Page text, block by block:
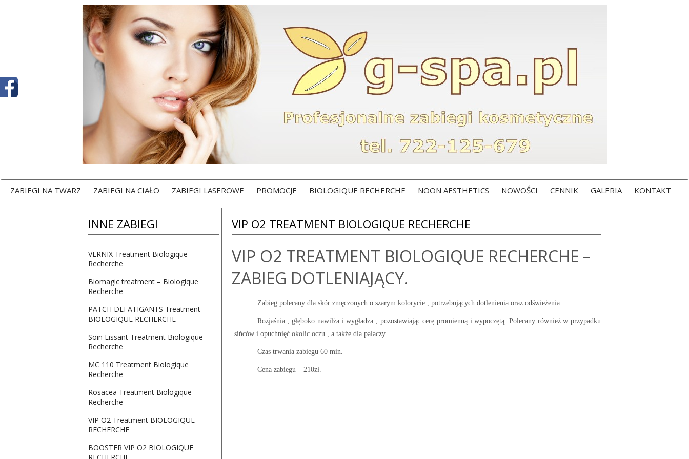
ZABIEGI NA TWARZ ZABIEGI NA CIAŁO ZABIEGI LASEROWE PROMOCJE BIOLOGIQUE RECHERCHE NOON AESTHETICS NOWOŚCI CENNIK GALERIA KONTAKT
VIP O2 TREATMENT BIOLOGIQUE RECHERCHE
VIP O2 TREATMENT BIOLOGIQUE RECHERCHE –
ZABIEG DOTLENIAJĄCY.
Zabieg polecany dla skór zmęczonych o szarym kolorycie , potrzebujących dotlenienia oraz odświeżenia.
Rozjaśnia , głęboko nawilża i wygładza , pozostawiając cerę promienną i wypoczętą. Polecany również w przypadku
sińców i opuchnięć okolic oczu , a także dla palaczy.
Czas trwania zabiegu 60 min.
Cena zabiegu – 210zł.
INNE ZABIEGI
VERNIX Treatment Biologique
Recherche
Biomagic treatment – Biologique
Recherche
PATCH DEFATIGANTS Treatment
BIOLOGIQUE RECHERCHE
Soin Lissant Treatment Biologique
Recherche
MC 110 Treatment Biologique
Recherche
Rosacea Treatment Biologique
Recherche
VIP O2 Treatment BIOLOGIQUE
RECHERCHE
BOOSTER VIP O2 BIOLOGIQUE